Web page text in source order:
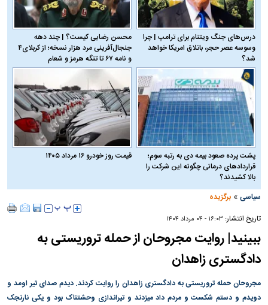
درس‌های جنگ ویتنام برای ترامپ | چرا
وسوسه عصر حجر، باتلاق امریکا خواهد
شد؟
محسن رضایی کیست؟ | چند دهه
جنجال‌آفرینی مرد هزار نسخه؛ از کربلای۴
و نامه ۶۷ تا تنگه هرمز و شعام
پشت پرده صعود بیمه دی به رتبه سوم؛
قراردادهای درمانی چگونه این شرکت را
بالا کشیدند؟
قیمت روز خودرو ۱۶ مرداد ۱۴۰۵
سیاسی »برگزیده
تاریخ انتشار: ۱۶:۰۳ - ۰۴ مرداد ۱۴۰۴
ببینید| روایت مجروحان از حمله تروریستی به
دادگستری زاهدان
مجروحان حمله تروریستی به دادگستری زاهدان را روایت کردند. دیدم صدای تیر اومد و
دویدم و دستم شکست و مردم داد میزدند و تیراندازی وحشتناک بود و یکی نارنجک